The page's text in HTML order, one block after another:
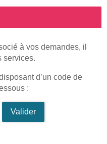
à vos demandes, il
services.
d’un code de
:
Valider